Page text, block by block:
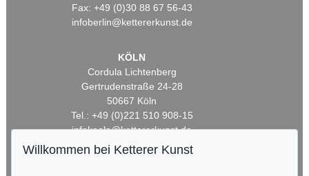
Fax: +49 (0)30 88 67 56-43
infoberlin@kettererkunst.de
KÖLN
Cordula Lichtenberg
Gertrudenstraße 24-28
50667 Köln
Tel.: +49 (0)221 510 908-15
infokoeln@kettererkunst.de
Willkommen bei Ketterer Kunst